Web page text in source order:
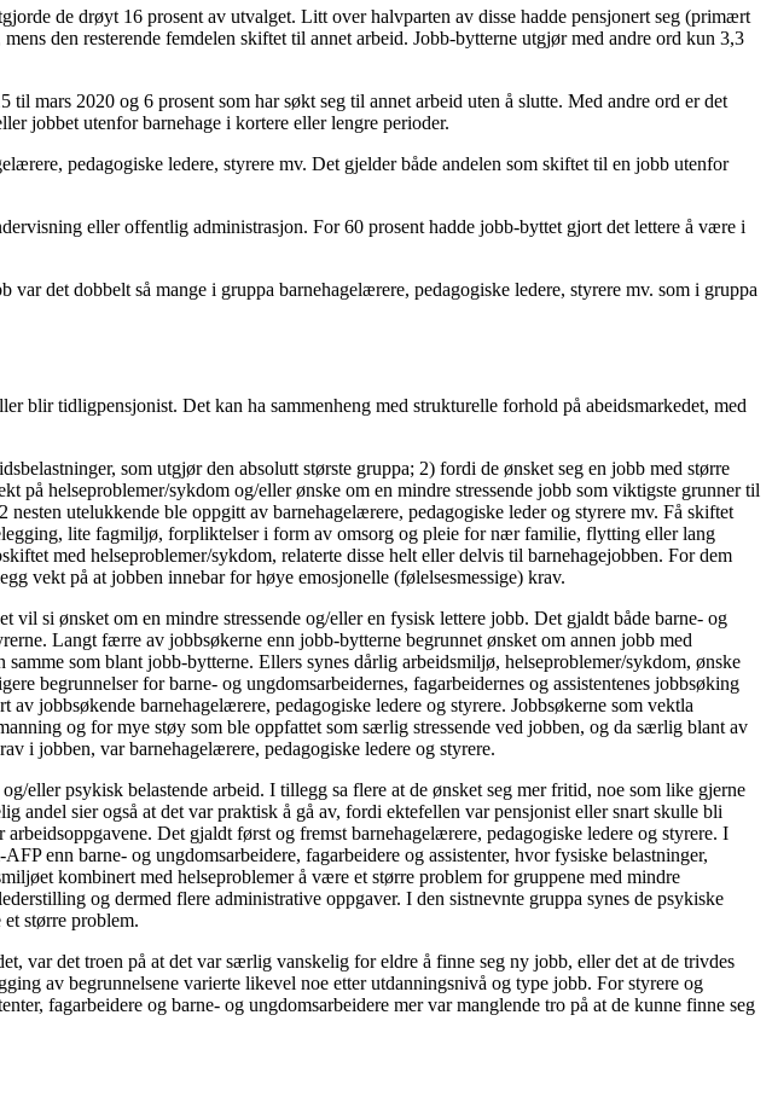
de drøyt 16 prosent av utvalget. Litt over halvparten av disse hadde pensjonert seg (primært
den resterende femdelen skiftet til annet arbeid. Jobb-bytterne utgjør med andre ord kun 3,3
mars 2020 og 6 prosent som har søkt seg til annet arbeid uten å slutte. Med andre ord er det
jobbet utenfor barnehage i kortere eller lengre perioder.
pedagogiske ledere, styrere mv. Det gjelder både andelen som skiftet til en jobb utenfor
eller offentlig administrasjon. For 60 prosent hadde jobb-byttet gjort det lettere å være i
det dobbelt så mange i gruppa barnehagelærere, pedagogiske ledere, styrere mv. som i gruppa
blir tidligpensjonist. Det kan ha sammenheng med strukturelle forhold på abeidsmarkedet, med
som utgjør den absolutt største gruppa; 2) fordi de ønsket seg en jobb med større
helseproblemer/sykdom og/eller ønske om en mindre stressende jobb som viktigste grunner til
utelukkende ble oppgitt av barnehagelærere, pedagogiske leder og styrere mv. Få skiftet
lite fagmiljø, forpliktelser i form av omsorg og pleie for nær familie, flytting eller lang
med helseproblemer/sykdom, relaterte disse helt eller delvis til barnehagejobben. For dem
vekt på at jobben innebar for høye emosjonelle (følelsesmessige) krav.
vil si ønsket om en mindre stressende og/eller en fysisk lettere jobb. Det gjaldt både barne- og
Langt færre av jobbsøkerne enn jobb-bytterne begrunnet ønsket om annen jobb med
som blant jobb-bytterne. Ellers synes dårlig arbeidsmiljø, helseproblemer/sykdom, ønske
begrunnelser for barne- og ungdomsarbeidernes, fagarbeidernes og assistentenes jobbsøking
jobbsøkende barnehagelærere, pedagogiske ledere og styrere. Jobbsøkerne som vektla
og for mye støy som ble oppfattet som særlig stressende ved jobben, og da særlig blant av
i jobben, var barnehagelærere, pedagogiske ledere og styrere.
eller psykisk belastende arbeid. I tillegg sa flere at de ønsket seg mer fritid, noe som like gjerne
andel sier også at det var praktisk å gå av, fordi ektefellen var pensjonist eller snart skulle bli
Det gjaldt først og fremst barnehagelærere, pedagogiske ledere og styrere. I
enn barne- og ungdomsarbeidere, fagarbeidere og assistenter, hvor fysiske belastninger,
kombinert med helseproblemer å være et større problem for gruppene med mindre
og dermed flere administrative oppgaver. I den sistnevnte gruppa synes de psykiske
større problem.
var det troen på at det var særlig vanskelig for eldre å finne seg ny jobb, eller det at de trivdes
av begrunnelsene varierte likevel noe etter utdanningsnivå og type jobb. For styrere og
fagarbeidere og barne- og ungdomsarbeidere mer var manglende tro på at de kunne finne seg